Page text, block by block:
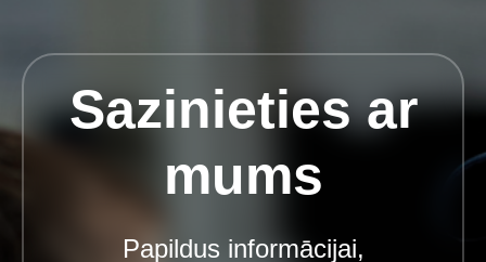
Sazinieties ar
mums
Papildus informācijai,